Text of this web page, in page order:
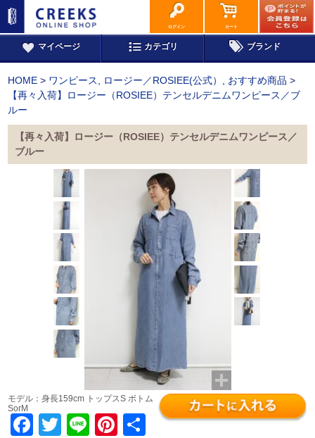
ログイン カート
マイページ カテゴリ ブランド
HOME > ワンピース ロージー／ROSIEE(公式） おすすめ商品 >
【再々入荷】ロージー（ROSIEE）テンセルデニムワンピース／ブ
ルー
【再々入荷】ロージー（ROSIEE）テンセルデニムワンピース／
ブルー
モデル：身長159cm トップスS ボトム
SorM
Facebook
Twitter
LinePinterest
共